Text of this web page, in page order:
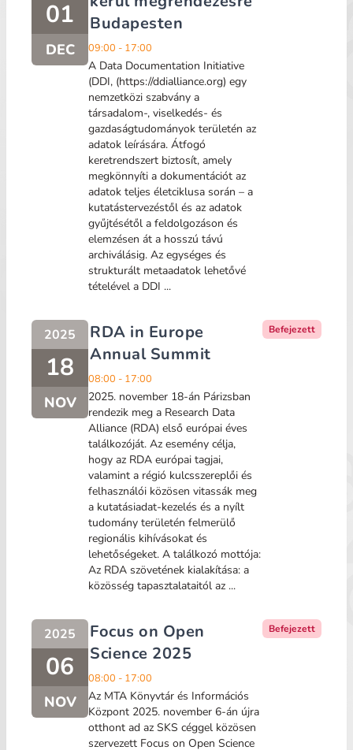
01
DEC
Budapesten
09:00 - 17:00
A Data Documentation Initiative
(DDI, (https://ddialliance.org) egy
nemzetközi szabvány a
társadalom-, viselkedés- és
gazdaságtudományok területén az
adatok leírására. Átfogó
keretrendszert biztosít, amely
megkönnyíti a dokumentációt az
adatok teljes életciklusa során – a
kutatástervezéstől és az adatok
gyűjtésétől a feldolgozáson és
elemzésen át a hosszú távú
archiválásig. Az egységes és
strukturált metaadatok lehetővé
tételével a DDI ...
2025
18
NOV
RDA in Europe
Annual Summit
08:00 - 17:00
2025. november 18-án Párizsban
rendezik meg a Research Data
Alliance (RDA) első európai éves
találkozóját. Az esemény célja,
hogy az RDA európai tagjai,
valamint a régió kulcsszereplői és
felhasználói közösen vitassák meg
a kutatásiadat-kezelés és a nyílt
tudomány területén felmerülő
regionális kihívásokat és
lehetőségeket. A találkozó mottója:
Az RDA szövetének kialakítása: a
közösség tapasztalataitól az ...
Befejezett
2025
06
NOV
Focus on Open
Science 2025
08:00 - 17:00
Az MTA Könyvtár és Információs
Központ 2025. november 6-án újra
otthont ad az SKS céggel közösen
szervezett Focus on Open Science
Befejezett